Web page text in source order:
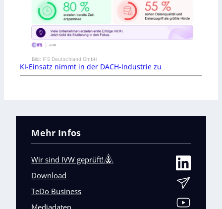
Bild: IFS Deutschland GmbH
KI-Einsatz nimmt in der DACH-Industrie zu
Mehr Infos
Wir sind IVW geprüft!
Download
TeDo Business
Mediadaten